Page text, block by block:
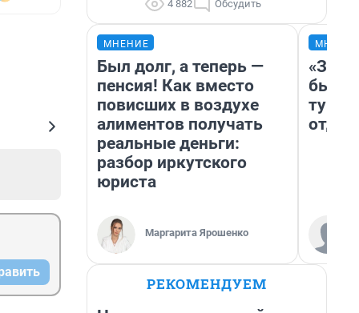
4 882 Обсудить
МНЕНИЕ
Был долг, а теперь —
пенсия! Как вместо
повисших в воздухе
алиментов получать
реальные деньги:
разбор иркутского
юриста
Маргарита Ярошенко
«За
были
РЕКОМЕНДУЕМ